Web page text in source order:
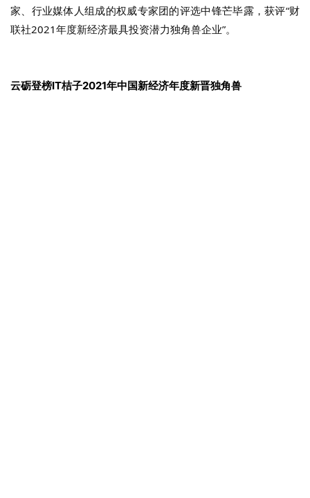
家、行业媒体人组成的权威专家团的评选中锋芒毕露，获评“财
联社2021年度新经济最具投资潜力独角兽企业”。
云砺登榜IT桔子2021年中国新经济年度新晋独角兽